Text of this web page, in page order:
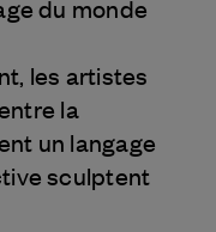
du monde
les artistes
la
un langage
sculptent